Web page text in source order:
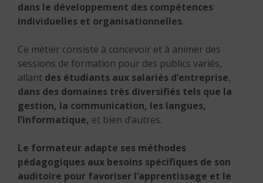
dans le développement des compétences
individuelles et organisationnelles.
Ce métier consiste à concevoir et à animer des
sessions de formation pour des publics variés,
allant des étudiants aux salariés d’entreprise,
dans des domaines très diversifiés tels que la
gestion, la communication, les langues,
l’informatique, et bien d’autres.
Le formateur adapte ses méthodes
pédagogiques aux besoins spécifiques de son
auditoire pour favoriser l’apprentissage et le